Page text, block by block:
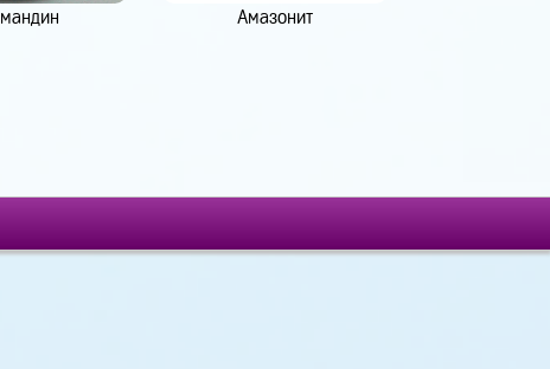
Амазонит